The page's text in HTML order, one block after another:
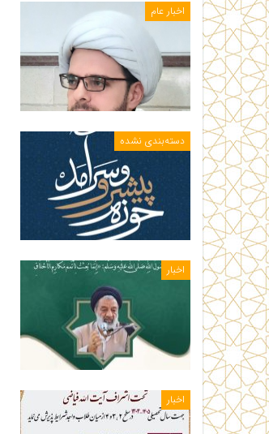
اخبار عام
دسته‌بندی نشده
اخبار
اخبار